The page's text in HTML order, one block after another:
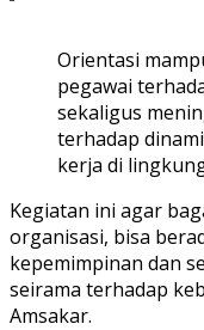
Orientasi
pegawai
sekaligus
terhadap
kerja di
Kegiatan ini agar
organisasi, bisa
kepemimpinan dan
seirama terhadap
Amsakar.